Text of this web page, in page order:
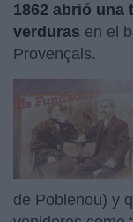
1862 abrió una
verduras en el
Provençals.
de Poblenou) y